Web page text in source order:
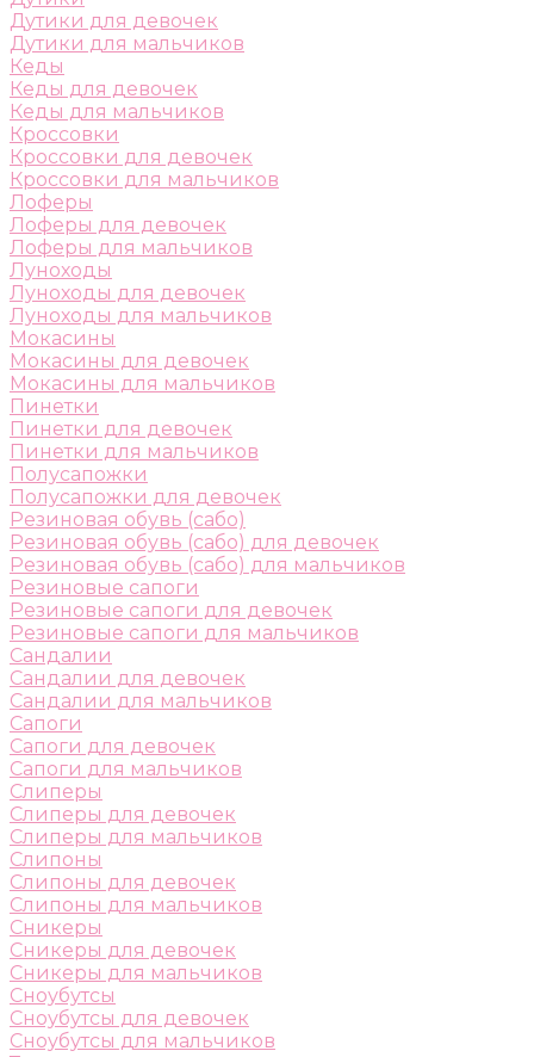
Дутики для девочек
Дутики для мальчиков
Кеды
Кеды для девочек
Кеды для мальчиков
Кроссовки
Кроссовки для девочек
Кроссовки для мальчиков
Лоферы
Лоферы для девочек
Лоферы для мальчиков
Луноходы
Луноходы для девочек
Луноходы для мальчиков
Мокасины
Мокасины для девочек
Мокасины для мальчиков
Пинетки
Пинетки для девочек
Пинетки для мальчиков
Полусапожки
Полусапожки для девочек
Резиновая обувь (сабо)
Резиновая обувь (сабо) для девочек
Резиновая обувь (сабо) для мальчиков
Резиновые сапоги
Резиновые сапоги для девочек
Резиновые сапоги для мальчиков
Сандалии
Сандалии для девочек
Сандалии для мальчиков
Сапоги
Сапоги для девочек
Сапоги для мальчиков
Слиперы
Слиперы для девочек
Слиперы для мальчиков
Слипоны
Слипоны для девочек
Слипоны для мальчиков
Сникеры
Сникеры для девочек
Сникеры для мальчиков
Сноубутсы
Сноубутсы для девочек
Сноубутсы для мальчиков